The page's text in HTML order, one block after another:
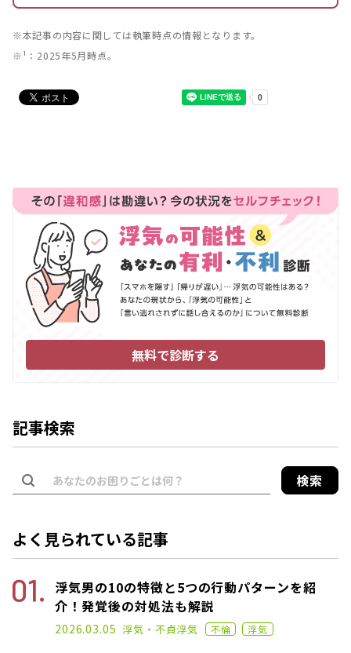
※本記事の内容に関しては執筆時点の情報となります。
※¹：2025年5月時点。
無料で診断する
記事検索
検索
よく見られている記事
浮気男の10の特徴と5つの行動パターンを紹
介！発覚後の対処法も解説
2022.12.07
2026.03.05 浮気・不貞浮気 不倫 浮気